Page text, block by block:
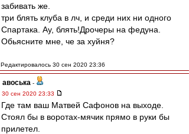
забивать же.
три блять клуба в лч, и среди них ни одного
Спартака. Ау, блять!Дрочеры на федуна.
Обьясните мне, че за хуйня?
Редактировалось 30 сен 2020 23:36
авоська -
30 сен 2020 23:33
Где там ваш Матвей Сафонов на выходе.
Стоял бы в воротах-мячик прямо в руки бы
прилетел.